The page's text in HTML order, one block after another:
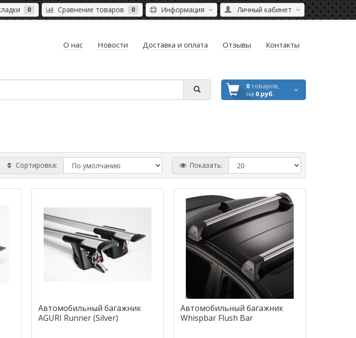
Личный кабинет
Информация
0 Сравнение товаров 0
О нас Новости Доставка и оплата Отзывы Контакты
0товаров,
на 0 руб.
Сортировка: Показать:
Автомобильный багажник
AGURI Runner (Silver)
Автомобильный багажник
Whispbar Flush Bar